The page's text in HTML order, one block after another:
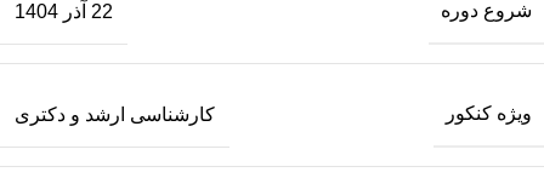
شروع دوره 22 آذر 1404
ویژه کنکور کارشناسی ارشد و دکتری